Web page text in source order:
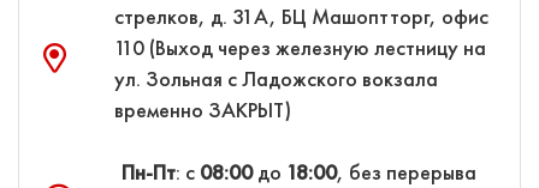
стрелков, д. 31А, БЦ Машоптторг, офис
110 (Выход через железную лестницу на
ул. Зольная с Ладожского вокзала
временно ЗАКРЫТ)
Пн-Пт: с 08:00до 18:00, без перерыва